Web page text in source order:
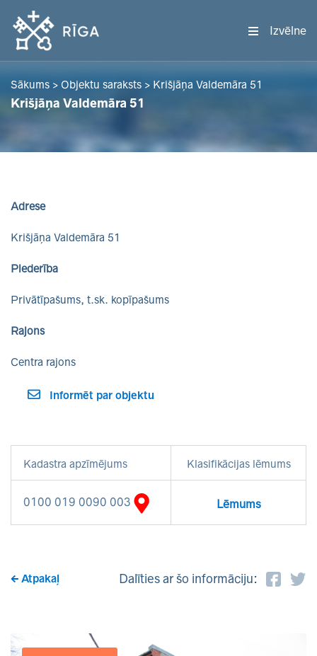
Izvēlne
Sākums > Objektu saraksts > Krišjāņa Valdemāra 51
Krišjāņa Valdemāra 51
Adrese
Krišjāņa Valdemāra 51
Piederība
Privātīpašums, t.sk. kopīpašums
Rajons
Centra rajons
Informēt par objektu
Kadastra apzīmējums Klasifikācijas lēmums
0100 019 0090 003 Lēmums
Atpakaļ Dalīties ar šo informāciju: